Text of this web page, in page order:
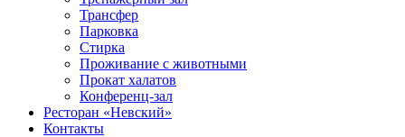
Трансфер
Парковка
Стирка
Проживание с животными
Прокат халатов
Конференц-зал
Ресторан «Невский»
Контакты